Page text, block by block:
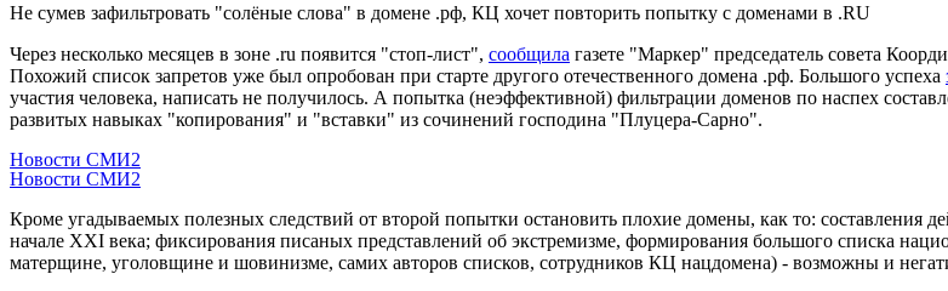
Не сумев зафильтровать "солёные слова" в домене .рф, КЦ хочет повторить попытку с доменами в .RU
Через несколько месяцев в зоне .ru появится "стоп-лист", сообщила газете "Маркер" председатель совета
Похожий список запретов уже был опробован при старте другого отечественного домена .рф. Большого успеха
участия человека, написать не получилось. А попытка (неэффективной) фильтрации доменов по наспех
развитых навыках "копирования" и "вставки" из сочинений господина "Плуцера-Сарно".
Новости СМИ2
Новости СМИ2
Кроме угадываемых полезных следствий от второй попытки остановить плохие домены, как то: составления
начале XXI века; фиксирования писаных представлений об экстремизме, формирования большого списка
матерщине, уголовщине и шовинизме, самих авторов списков, сотрудников КЦ нацдомена) - возможны и